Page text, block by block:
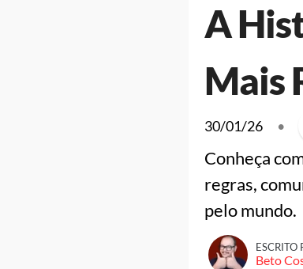
A
Mais
30/01/26 •
Conheça
regras,
pelo mundo.
ESCRITO
Beto